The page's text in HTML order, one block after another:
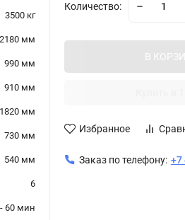
3500 кг
2180 мм
990 мм
910 мм
1820 мм
730 мм
540 мм
6
60 мин
Количество:
В
Избранное
Заказ по телефону: +7